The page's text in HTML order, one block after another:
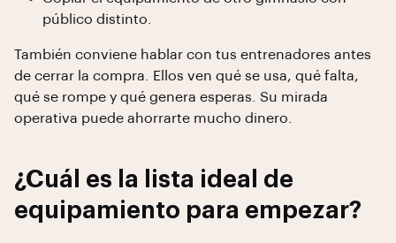
público distinto.
También conviene hablar con tus entrenadores antes
de cerrar la compra. Ellos ven qué se usa, qué falta,
qué se rompe y qué genera esperas. Su mirada
operativa puede ahorrarte mucho dinero.
¿Cuál es la lista ideal de
equipamiento para empezar?